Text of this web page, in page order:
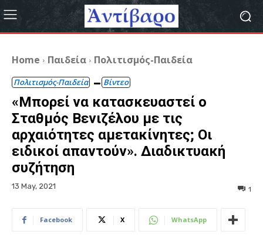
Home Παιδεία Πολιτισμός-Παιδεία
Πολιτισμός-Παιδεία Βίντεο
«Μπορεί να κατασκευαστεί ο
Σταθμός Βενιζέλου με τις
αρχαιότητες αμετακίνητες; Οι
ειδικοί απαντούν». Διαδικτυακή
συζήτηση
13 May, 2021 1
Facebook X WhatsApp